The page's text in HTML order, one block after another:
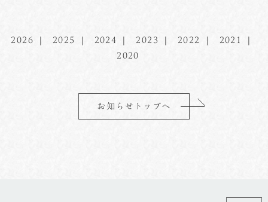
2026 2025 2024 2023 2022
2021
2020
お知らせトップへ